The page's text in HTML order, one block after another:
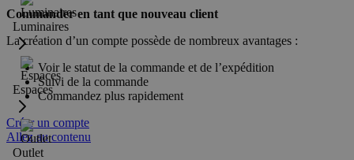
Luminaires
Espaces
Outlet
Commander en tant que nouveau client
La création d’un compte possède de nombreux avantages :
Voir le statut de la commande et de l’expédition
Suivi de la commande
Commandez plus rapidement
Créer un compte
Allez au contenu